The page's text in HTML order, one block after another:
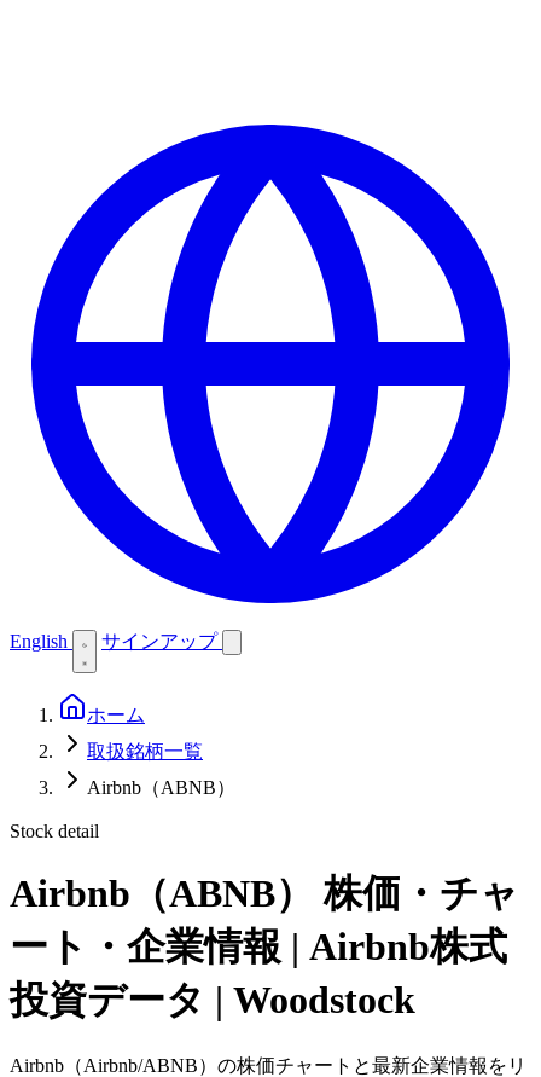
English サインアップ
ホーム
取扱銘柄一覧
Airbnb（ABNB）
Stock detail
Airbnb（ABNB）
株価・チャ
ート・企業情報 | Airbnb株式
投資データ | Woodstock
Airbnb（Airbnb/ABNB）の株価チャートと最新企業情報をリ